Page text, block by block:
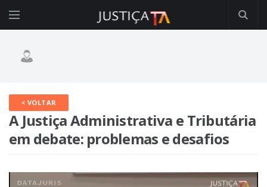
< VOLTAR
A Justiça Administrativa e Tributária
em debate: problemas e desafios